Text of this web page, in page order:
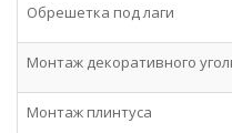
Обрешетка под лаги
Монтаж декоративного
Монтаж плинтуса